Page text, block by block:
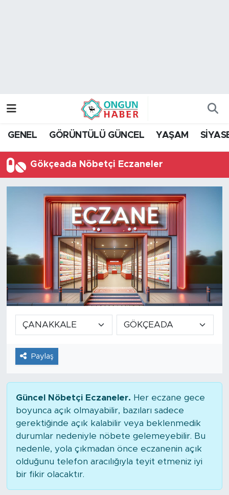
GENEL GÖRÜNTÜLÜ GÜNCEL YAŞAM
Gökçeada Nöbetçi Eczaneler
Paylaş
Güncel Nöbetçi Eczaneler. Her eczane gece
boyunca açık olmayabilir, bazıları sadece
gerektiğinde açık kalabilir veya beklenmedik
durumlar nedeniyle nöbete gelemeyebilir. Bu
nedenle, yola çıkmadan önce eczanenin açık
olduğunu telefon aracılığıyla teyit etmeniz iyi
bir fikir olacaktır.
Trafik Durumu
Tüm Manşetler
Son Dakika Haberleri
Haber Arşivi